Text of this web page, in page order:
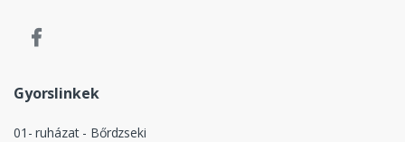
Gyorslinkek
01- ruházat - Bőrdzseki